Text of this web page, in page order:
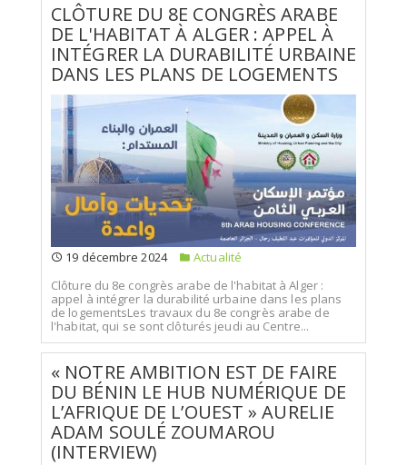
CLÔTURE DU 8E CONGRÈS ARABE
DE L'HABITAT À ALGER : APPEL À
INTÉGRER LA DURABILITÉ URBAINE
DANS LES PLANS DE LOGEMENTS
19 décembre 2024
Actualité
Clôture du 8e congrès arabe de l'habitat à Alger :
appel à intégrer la durabilité urbaine dans les plans
de logementsLes travaux du 8e congrès arabe de
l'habitat, qui se sont clôturés jeudi au Centre...
« NOTRE AMBITION EST DE FAIRE
DU BÉNIN LE HUB NUMÉRIQUE DE
L’AFRIQUE DE L’OUEST » AURELIE
ADAM SOULÉ ZOUMAROU
(INTERVIEW)